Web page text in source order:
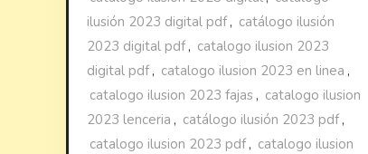
ilusión 2023 digital pdf, catálogo ilusión
2023 digital pdf, catalogo ilusion 2023
digital pdf, catalogo ilusion 2023 en linea ,
catalogo ilusion 2023 fajas , catalogo ilusion
2023 lenceria , catálogo ilusión 2023 pdf,
catalogo ilusion 2023 pdf, catalogo ilusion